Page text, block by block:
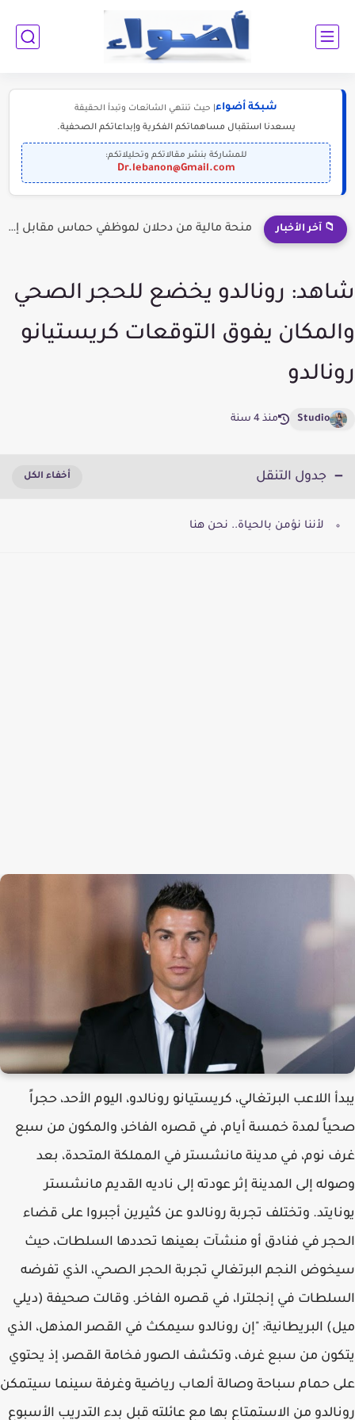
شبكة أضواء | حيث تنتهي الشائعات وتبدأ الحقيقة
يسعدنا استقبال مساهماتكم الفكرية وإبداعاتكم الصحفية.
للمشاركة بنشر مقالاتكم وتحليلاتكم:
Dr.lebanon@Gmail.com
📁 آخر الأخبار إلى الناجحين في الثانوية العامة: أبرز التخصصات المطلوبة للمستقبل (2030-2050)
شاهد: رونالدو يخضع للحجر الصحي
والمكان يفوق التوقعات كريستيانو
رونالدو
Studio منذ 4 سنة
جدول التنقل
لأننا نؤمن بالحياة.. نحن هنا
يبدأ اللاعب البرتغالي، كريستيانو رونالدو، اليوم الأحد، حجراً
صحياً لمدة خمسة أيام، في قصره الفاخر، والمكون من سبع
غرف نوم، في مدينة مانشستر في المملكة المتحدة، بعد
وصوله إلى المدينة إثر عودته إلى ناديه القديم مانشستر
يونايتد. وتختلف تجربة رونالدو عن كثيرين أجبروا على قضاء
الحجر في فنادق أو منشآت بعينها تحددها السلطات، حيث
سيخوض النجم البرتغالي تجربة الحجر الصحي، الذي تفرضه
السلطات في إنجلترا، في قصره الفاخر. وقالت صحيفة (ديلي
ميل) البريطانية: "إن رونالدو سيمكث في القصر المذهل، الذي
يتكون من سبع غرف، وتكشف الصور فخامة القصر، إذ يحتوي
على حمام سباحة وصالة ألعاب رياضية وغرفة سينما سيتمكن
رونالدو من الاستمتاع بها مع عائلته قبل بدء التدريب الأسبوع